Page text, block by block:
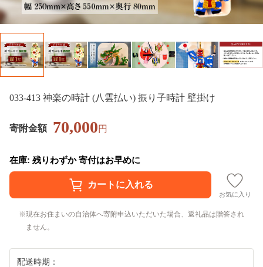
033-413 神楽の時計 (八雲払い) 振り子時計 壁掛け
寄附金額 70,000円
在庫: 残りわずか 寄付はお早めに
お気に入り
現在お住まいの自治体へ寄附申込いただいた場合、返礼品は贈答され
ません。
配送時期：